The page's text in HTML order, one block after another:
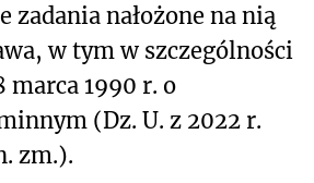
zadania nałożone na nią
w tym w szczególności
marca 1990 r. o
(Dz. U. z 2022 r.
zm.).